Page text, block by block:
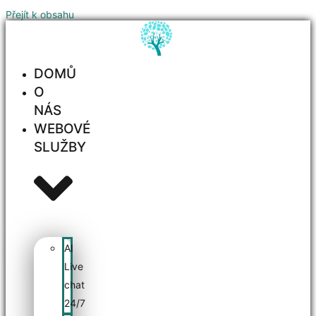
Přejít k obsahu
DOMŮ
O
NÁS
WEBOVÉ
SLUŽBY
AI
Live
chat
24/7